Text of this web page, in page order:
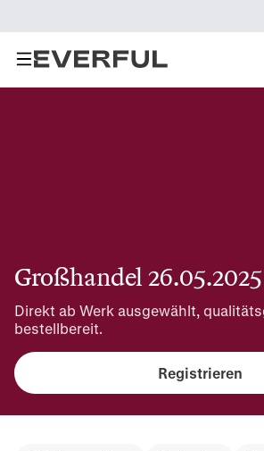
Großhandel 26.05.2025
Direkt ab Werk ausgewählt,
bestellbereit.
Registrieren